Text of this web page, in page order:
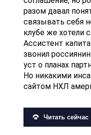
разом давал
связывать себя
клубе же хотели
Ассистент
звонил
уст о планах
Но никакими
сайтом НХЛ
Читать сейчас